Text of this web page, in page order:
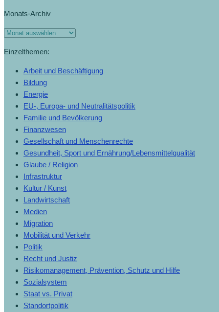
Monats-Archiv
Monats-
Einzelthemen:
Arbeit und Beschäftigung
Bildung
Energie
EU-, Europa- und Neutralitätspolitik
Familie und Bevölkerung
Finanzwesen
Gesellschaft und Menschenrechte
Gesundheit, Sport und Ernährung/Lebensmittelqualität
Glaube / Religion
Infrastruktur
Kultur / Kunst
Landwirtschaft
Medien
Migration
Mobilität und Verkehr
Politik
Recht und Justiz
Risikomanagement, Prävention, Schutz und Hilfe
Sozialsystem
Staat vs. Privat
Standortpolitik